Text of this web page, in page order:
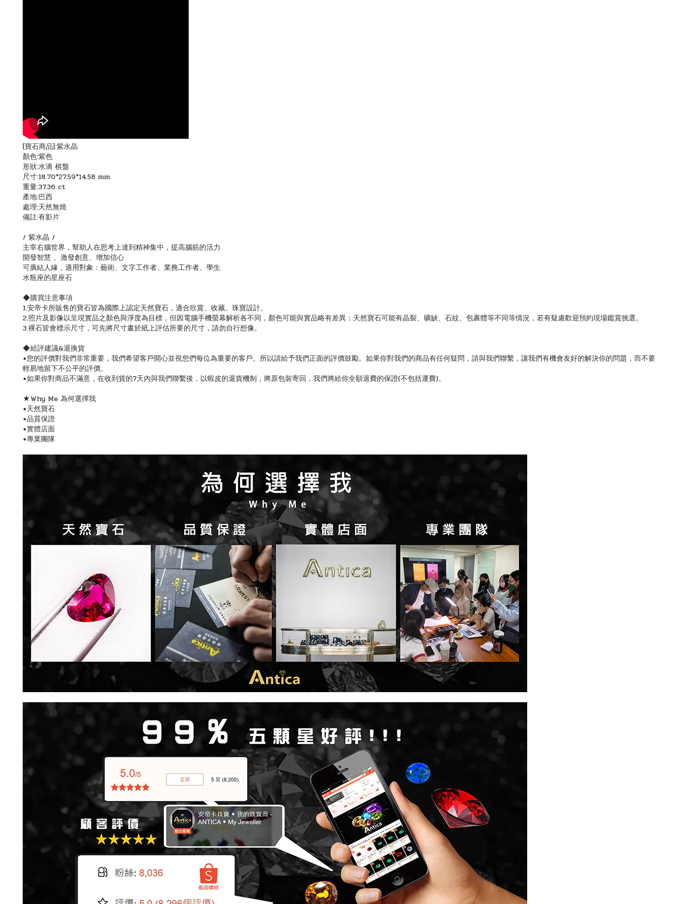
[寶石商品]:紫水晶
顏色:紫色
形狀:水滴 棋盤
尺寸:18.70*27.59*14.58 mm
重量:37.36 ct
產地:巴西
處理:天然無燒
備註:有影片
/ 紫水晶 /
主宰右腦世界，幫助人在思考上達到精神集中，提高腦筋的活力
開發智慧 、激發創意、增加信心
可廣結人緣，適用對象：藝術、文字工作者、業務工作者、學生
水瓶座的星座石
◆購買注意事項
1.安帝卡所販售的寶石皆為國際上認定天然寶石，適合欣賞、收藏、珠寶設計。
2.照片及影像以呈現實品之顏色與淨度為目標，但因電腦手機螢幕解析各不同，顏色可能與實品略有差異；天然寶石可能有晶裂、礦缺、石紋、包裹體等不同等情況，若有疑慮歡迎預約現場鑑賞挑選。
3.裸石皆會標示尺寸，可先將尺寸畫於紙上評估所要的尺寸，請勿自行想像。
◆給評建議&退換貨
▪️您的評價對我們非常重要，我們希望客戶開心並視您們每位為重要的客戶。所以請給予我們正面的評價鼓勵。如果你對我們的商品有任何疑問，請與我們聯繫，讓我們有機會友好的解決你的問題，而不要
輕易地留下不公平的評價。
▪️如果你對商品不滿意，在收到貨的7天內與我們聯繫後，以蝦皮的退貨機制，將原包裝寄回，我們將給你全額退費的保證(不包括運費)。
★Why Me 為何選擇我
▪️天然寶石
▪️品質保證
▪️實體店面
▪️專業團隊